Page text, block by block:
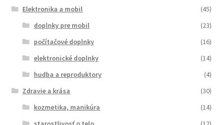
Elektronika a mobil
(45)
doplnky pre mobil
(23)
počítačové doplnky
(16)
elektronické doplnky
(14)
hudba a reproduktory
(4)
Zdravie a krása
(30)
kozmetika, manikúra
(14)